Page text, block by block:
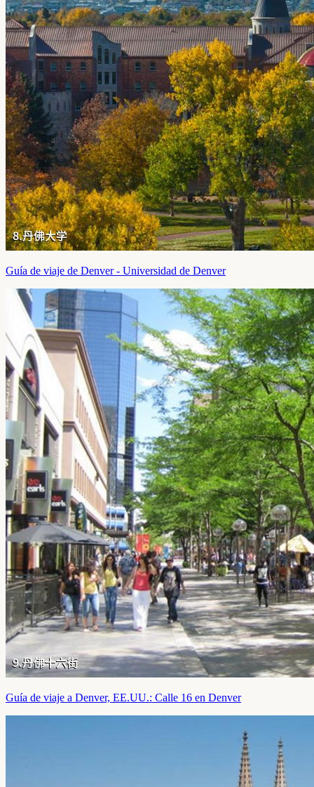
Guía de viaje de Denver - Universidad de Denver
Guía de viaje a Denver, EE.UU.: Calle 16 en Denver